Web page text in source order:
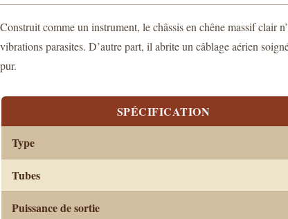
Construit comme un instrument, le châssis en chêne massif clair
vibrations parasites. D’autre part, il abrite un câblage aérien
pur.
SPÉCIFICATION
Type
Tubes
Puissance de sortie